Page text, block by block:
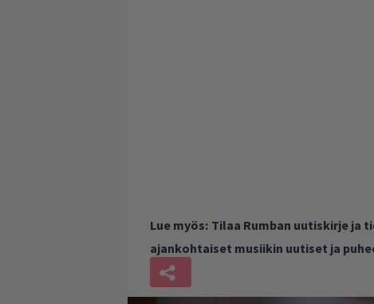
Lue myös: Tilaa Rumban uutiskirje ja
ajankohtaiset musiikin uutiset ja